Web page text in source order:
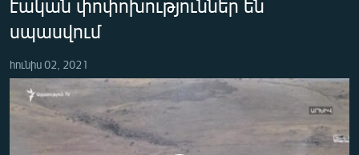
ՀԱՍԱՐԱԿՈՒԹՅՈՒՆ
ՂԱՐԱԲԱՂ
ՊԱՏԵՐԱԶՄԻ 6 ՇԱԲԱԹՆԵՐԸ
ՏԱՐԱԾԱՇՐՋԱՆ
էական փոփոխություններ են
սպասվում
հունիս 02, 2021